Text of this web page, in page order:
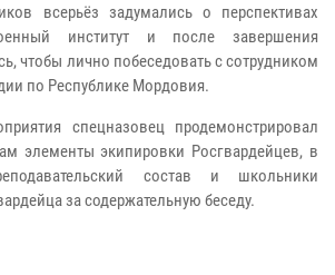
всерьёз задумались о перспективах
институт и после завершения
чтобы лично побеседовать с сотрудником
по Республике Мордовия.
спецназовец продемонстрировал
элементы экипировки Росгвардейцев, в
состав и школьники
за содержательную беседу.